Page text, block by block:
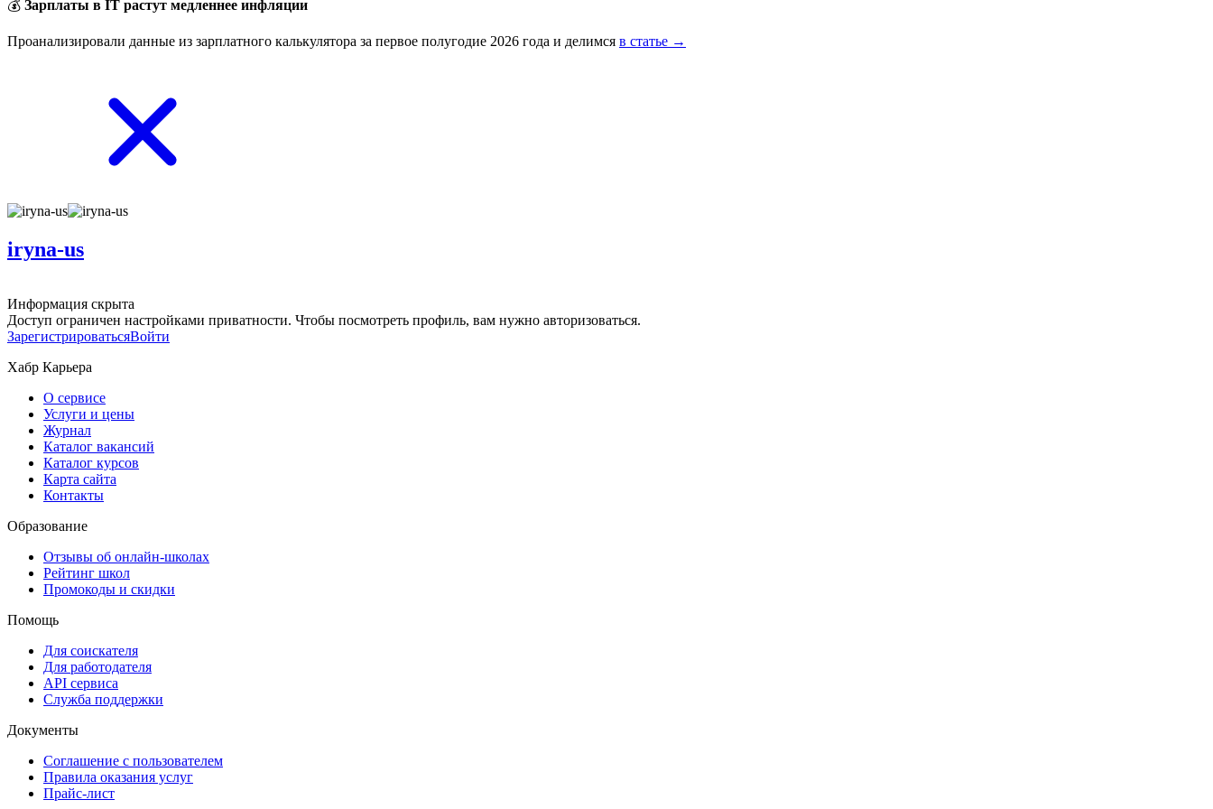
💰 Зарплаты в IT растут медленнее инфляции
Проанализировали данные из зарплатного калькулятора за первое полугодие 2026 года и делимся в статье →
iryna-us
Информация скрыта
Доступ ограничен настройками приватности. Чтобы посмотреть профиль, вам нужно авторизоваться.
ЗарегистрироватьсяВойти
Хабр Карьера
О сервисе
Услуги и цены
Журнал
Каталог вакансий
Каталог курсов
Карта сайта
Контакты
Образование
Отзывы об онлайн-школах
Рейтинг школ
Промокоды и скидки
Помощь
Для соискателя
Для работодателя
API сервиса
Служба поддержки
Документы
Соглашение с пользователем
Правила оказания услуг
Прайс-лист